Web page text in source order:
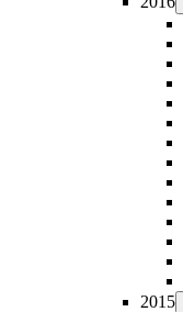
2015